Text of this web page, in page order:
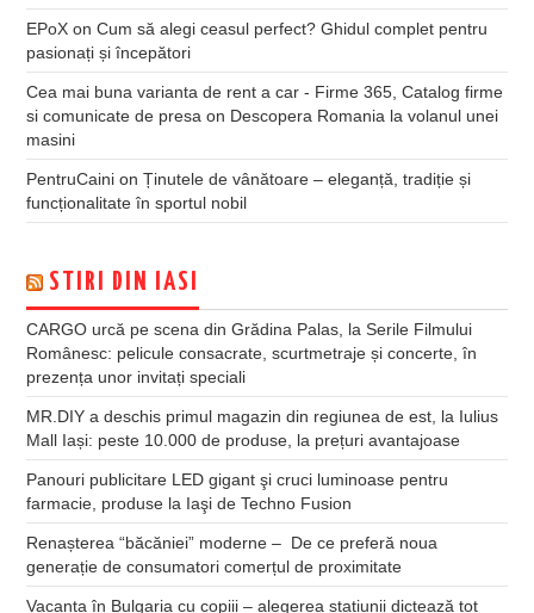
EPoX onCum să alegi ceasul perfect? Ghidul complet pentru
pasionați și începători
Cea mai buna varianta de rent a car - Firme 365, Catalog firme
si comunicate de presa on Descopera Romania la volanul unei
masini
PentruCaini onȚinutele de vânătoare – eleganță, tradiție și
funcționalitate în sportul nobil
STIRI DIN IASI
CARGO urcă pe scena din Grădina Palas, la Serile Filmului
Românesc: pelicule consacrate, scurtmetraje și concerte, în
prezența unor invitați speciali
MR.DIY a deschis primul magazin din regiunea de est, la Iulius
Mall Iași: peste 10.000 de produse, la prețuri avantajoase
Panouri publicitare LED gigant şi cruci luminoase pentru
farmacie, produse la Iaşi de Techno Fusion
Renașterea “băcăniei” moderne – De ce preferă noua
generație de consumatori comerțul de proximitate
Vacanța în Bulgaria cu copiii – alegerea stațiunii dictează tot